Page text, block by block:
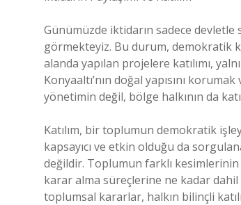
Günümüzde iktidarın sadece devletle
görmekteyiz. Bu durum, demokratik
alanda yapılan projelere katılımı,
Konyaaltı’nın doğal yapısını
yönetimin değil, bölge halkının da
Katılım, bir toplumun demokratik
kapsayıcı ve etkin olduğu da
değildir. Toplumun farklı
karar alma süreçlerine ne kadar
toplumsal kararlar, halkın bilinçli